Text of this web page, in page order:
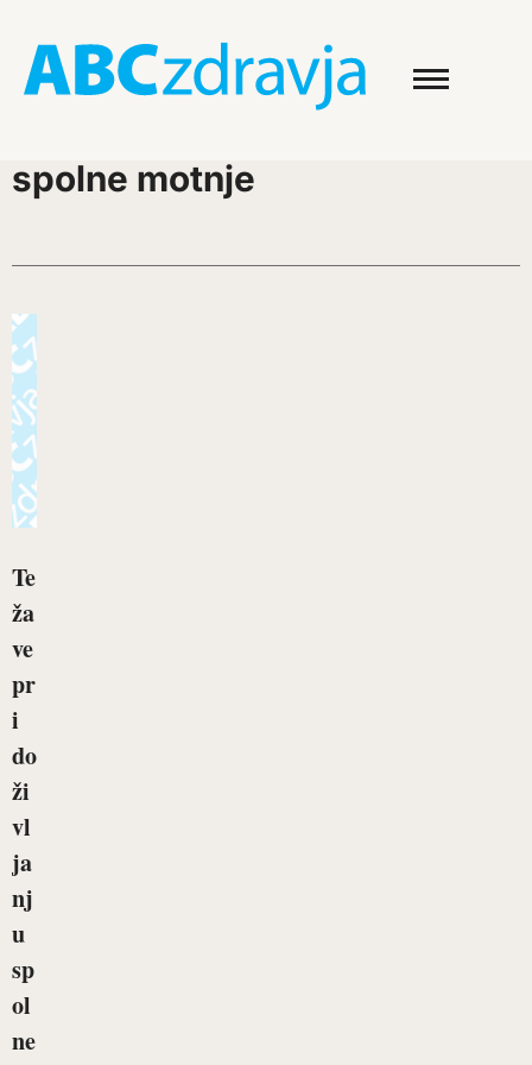
spolne motnje
Te
ža
ve
pr
i
do
ži
vl
ja
nj
u
sp
ol
ne